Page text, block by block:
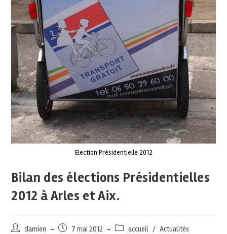
Election Présidentielle 2012
Bilan des élections Présidentielles
2012 à Arles et Aix.
damien 7 mai 2012 accueil / Actualités